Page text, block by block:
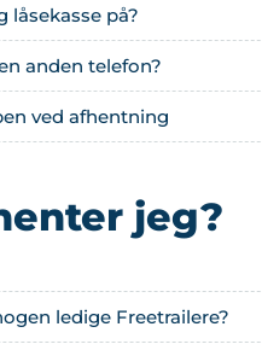
låsekasse på?
anden telefon?
ved afhentning
jeg?
ledige Freetrailere?